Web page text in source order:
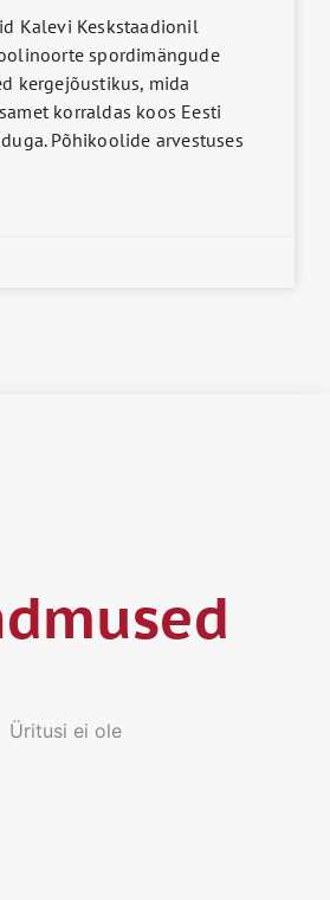
Kalevi Keskstaadionil
spordimängude
kergejõustikus, mida
korraldas koos Eesti
Põhikoolide arvestuses
Üritusi ei ole